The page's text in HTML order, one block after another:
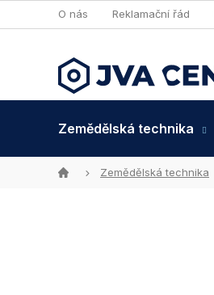
na
O nás Reklamační řád
Zemědělská technika
DomůZemědělská technika